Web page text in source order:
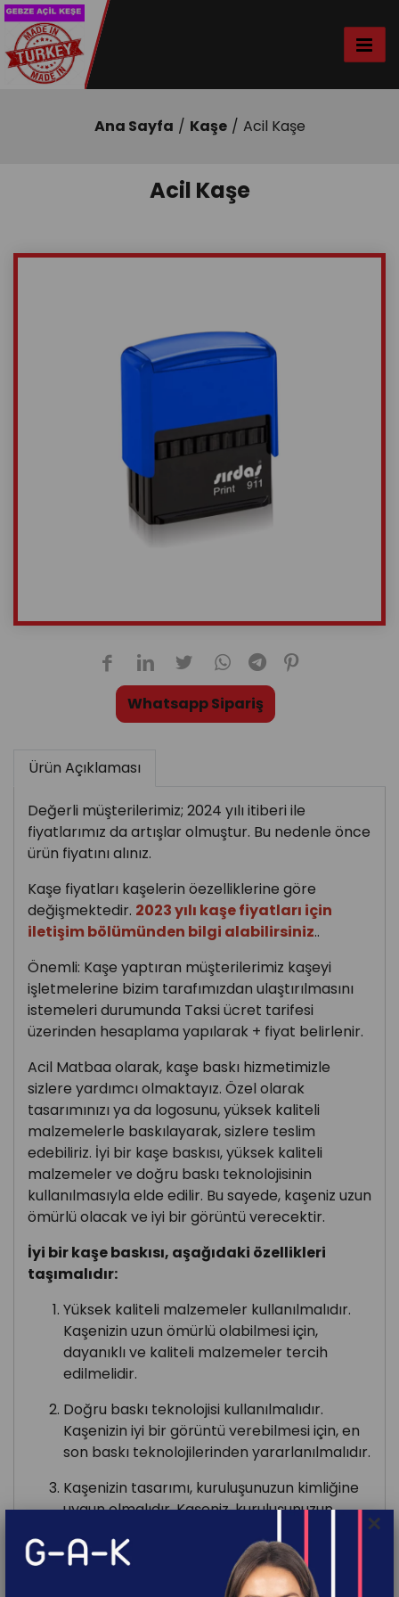
×
Ana Sayfa Kaşe Acil Kaşe
Acil Kaşe
Whatsapp Sipariş
Ürün Açıklaması
Değerli müşterilerimiz; 2024 yılı itiberi ile
fiyatlarımız da artışlar olmuştur. Bu nedenle önce
ürün fiyatını alınız.
Kaşe fiyatları kaşelerin öezelliklerine göre
değişmektedir. 2023 yılı kaşe fiyatları için
iletişim bölümünden bilgi alabilirsiniz..
Önemli: Kaşe yaptıran müşterilerimiz kaşeyi
işletmelerine bizim tarafımızdan ulaştırılmasını
istemeleri durumunda Taksi ücret tarifesi
üzerinden hesaplama yapılarak + fiyat belirlenir.
Acil Matbaa olarak, kaşe baskı hizmetimizle
sizlere yardımcı olmaktayız. Özel olarak
tasarımınızı ya da logosunu, yüksek kaliteli
malzemelerle baskılayarak, sizlere teslim
edebiliriz. İyi bir kaşe baskısı, yüksek kaliteli
malzemeler ve doğru baskı teknolojisinin
kullanılmasıyla elde edilir. Bu sayede, kaşeniz uzun
ömürlü olacak ve iyi bir görüntü verecektir.
İyi bir kaşe baskısı, aşağıdaki özellikleri
taşımalıdır:
Yüksek kaliteli malzemeler kullanılmalıdır.
Kaşenizin uzun ömürlü olabilmesi için,
dayanıklı ve kaliteli malzemeler tercih
edilmelidir.
Doğru baskı teknolojisi kullanılmalıdır.
Kaşenizin iyi bir görüntü verebilmesi için, en
son baskı teknolojilerinden yararlanılmalıdır.
Kaşenizin tasarımı, kuruluşunuzun kimliğine
uygun olmalıdır. Kaşeniz, kuruluşunuzun
yansıtmalıdır.
Kaşeniz, kullanımı kolay ve pratik olmalıdır.